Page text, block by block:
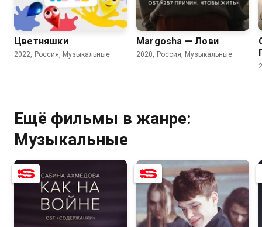
8.9 6.2
Цветняшки
2022, Россия, Музыкальные
Margosha — Лови
2020, Россия, Музыкальные
Ещё фильмы в жанре:
Музыкальные